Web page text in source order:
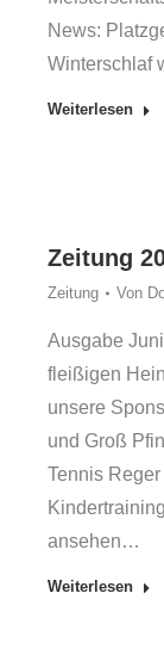
News:
Winterschlaf
Weiterlesen
Zeitung
Zeitung Von
Ausgabe
fleißigen
unsere
und Groß
Tennis
ansehen…
Weiterlesen